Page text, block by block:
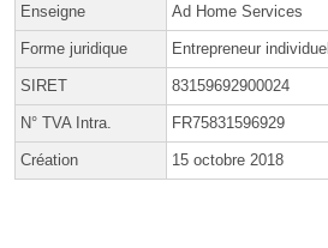
Enseigne Ad Home Services
Forme juridique Entrepreneur individuel
SIRET 83159692900024
N° TVA Intra. FR75831596929
Création 15 octobre 2018